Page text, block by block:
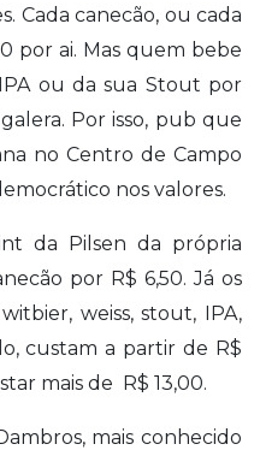
Cada canecão, ou cada
por ai. Mas quem bebe
ou da sua Stout por
Por isso, pub que
no Centro de Campo
nos valores.
da Pilsen da própria
por R$ 6,50. Já os
weiss, stout, IPA,
custam a partir de R$
mais de R$ 13,00.
mais conhecido